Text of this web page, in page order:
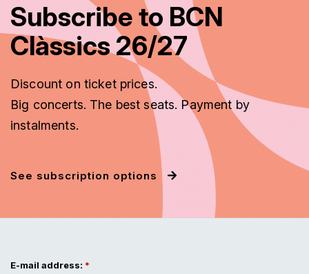
Subscribe to BCN
Clàssics 26/27
Discount on ticket prices.
Big concerts. The best seats. Payment by
instalments.
See subscription options
E-mail address: